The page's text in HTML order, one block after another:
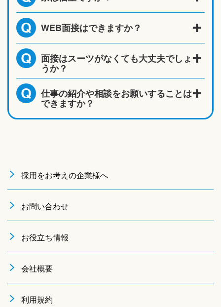
Q WEB面接はできますか？
Q 面接はスーツがなくても大丈夫でしょ
うか？
Q 仕事の紹介や相談をお願いすることは
できますか？
採用をお考えの企業様へ
お問い合わせ
お役立ち情報
会社概要
利用規約